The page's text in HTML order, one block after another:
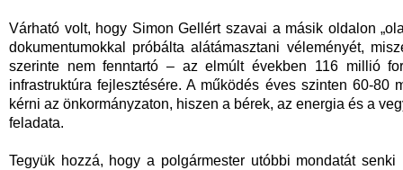
Várható volt, hogy Simon Gellért szavai a másik oldalon
dokumentumokkal próbálta alátámasztani véleményét,
szerinte nem fenntartó – az elmúlt években 116 millió
infrastruktúra fejlesztésére. A működés éves szinten 60-
kérni az önkormányzaton, hiszen a bérek, az energia és a
feladata.
Tegyük hozzá, hogy a polgármester utóbbi mondatát